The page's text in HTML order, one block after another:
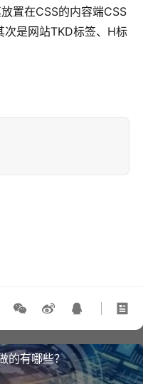
置在CSS的内容端CSS
是网站TKD标签、H标
的有哪些？